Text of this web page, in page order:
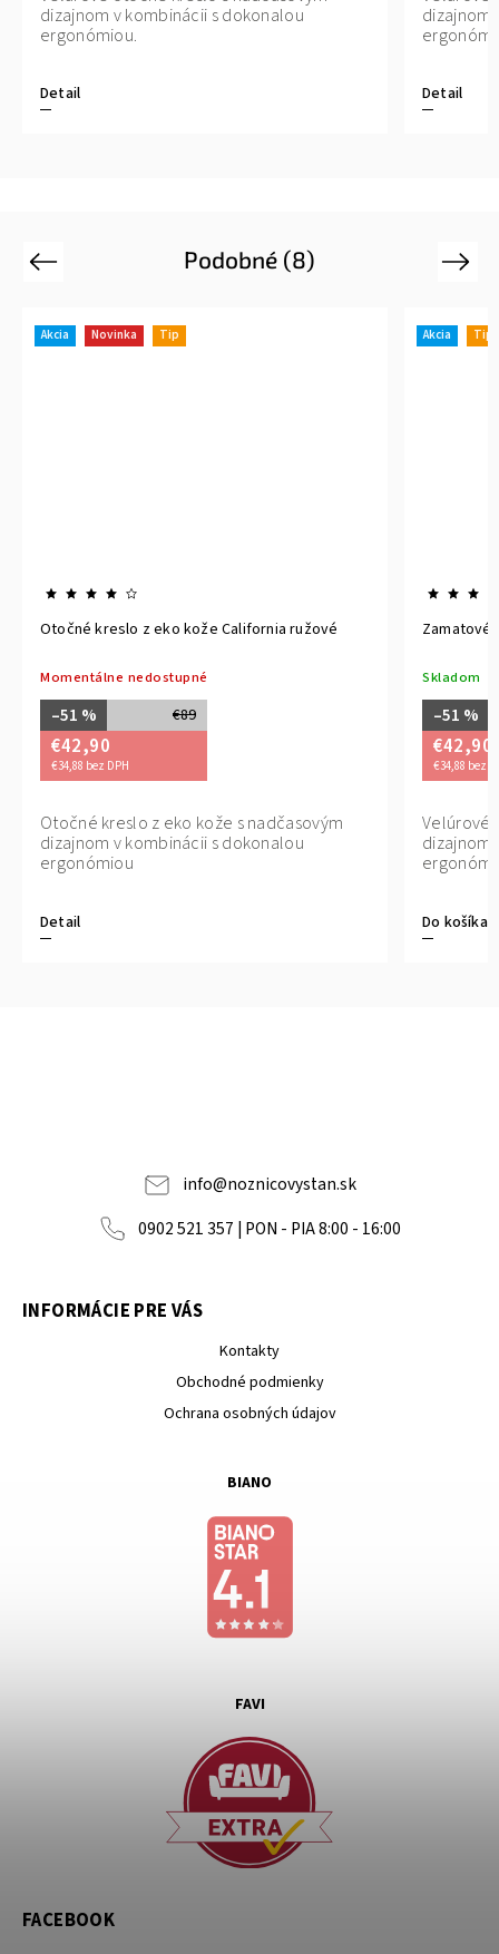
Detail
dizajnom v kombinácii s dokonalou
ergonómiou.
Detail
dizajnom
Podobné (8)
Previous
Akcia Novinka Tip
Otočné kreslo z eko kože California ružové
Momentálne nedostupné
€89
–51 %
€42,90
€34,88 bez DPH
Detail
Otočné kreslo z eko kože s nadčasovým
dizajnom v kombinácii s dokonalou
ergonómiou
Akcia Tip
Zamatové
Skladom
–51 %
€42,90
€34,88 bez
Do košíka
Velúrové
dizajnom
Next
info@noznicovystan.sk
0902 521 357 | PON - PIA 8:00 - 16:00
INFORMÁCIE PRE VÁS
Kontakty
Obchodné podmienky
Ochrana osobných údajov
BIANO
FAVI
FACEBOOK